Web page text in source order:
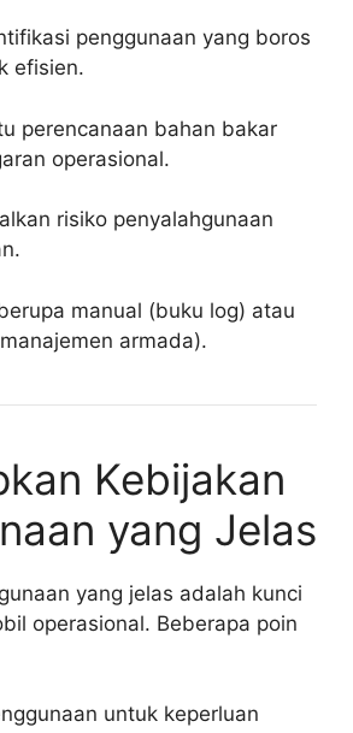
penggunaan yang boros
efisien.
perencanaan bahan bakar
operasional.
risiko penyalahgunaan
manual (buku log) atau
armada).
Kebijakan
yang Jelas
yang jelas adalah kunci
operasional. Beberapa poin
untuk keperluan